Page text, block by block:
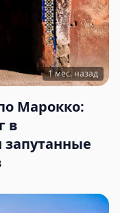
1 мес. назад
Марокко:
в
запутанные